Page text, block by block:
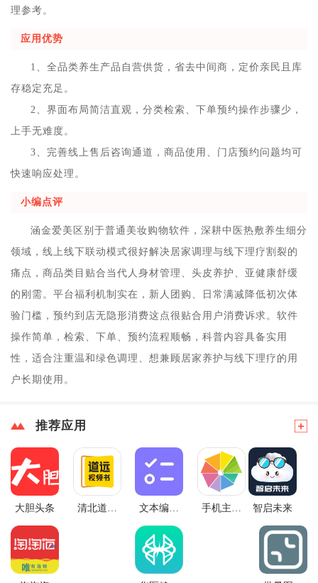
理参考。
应用优势
1、全品类养生产品自营供货，省去中间商，定价亲民且库
存稳定充足。
2、界面布局简洁直观，分类检索、下单预约操作步骤少，
上手无难度。
3、完善线上售后咨询通道，商品使用、门店预约问题均可
快速响应处理。
小编点评
涵金爱美区别于普通美妆购物软件，深耕中医热敷养生细分
领域，线上线下联动模式很好解决居家调理与线下理疗割裂的
痛点，商品类目贴合当代人身材管理、头皮养护、亚健康舒缓
的刚需。平台福利机制实在，新人团购、日常满减降低初次体
验门槛，预约到店无隐形消费这点很贴合用户消费诉求。软件
操作简单，检索、下单、预约流程顺畅，科普内容具备实用
性，适合注重温和绿色调理、想兼顾居家养护与线下理疗的用
户长期使用。
推荐应用
大胆头条
清北道远
文本编辑
手机主题
智启未来